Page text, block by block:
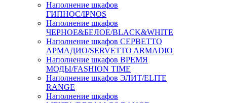
Наполнение шкафов
ГИПНОС/IPNOS
Наполнение шкафов
ЧЕРНОЕ&БЕЛОЕ/BLACK&WHITE
Наполнение шкафов СЕРВЕТТО
АРМАДИО/SERVETTO ARMADIO
Наполнение шкафов ВРЕМЯ
МОДЫ/FASHION TIME
Наполнение шкафов ЭЛИТ/ELITE
RANGE
Наполнение шкафов